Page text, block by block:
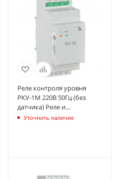
Реле контроля уровня
РКУ-1М 220В 50Гц (без
датчика) Реле и
Автоматика A8223-
Уточнить наличие